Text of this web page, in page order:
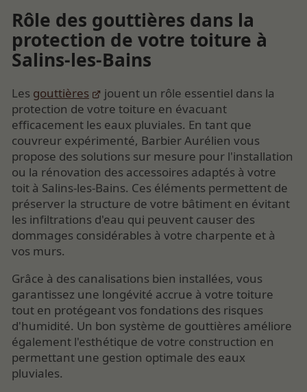
Rôle des gouttières dans la
protection de votre toiture à
Salins-les-Bains
Les gouttières
jouent un rôle essentiel dans la
protection de votre toiture en évacuant
efficacement les eaux pluviales. En tant que
couvreur expérimenté, Barbier Aurélien vous
propose des solutions sur mesure pour l'installation
ou la rénovation des accessoires adaptés à votre
toit à Salins-les-Bains. Ces éléments permettent de
préserver la structure de votre bâtiment en évitant
les infiltrations d'eau qui peuvent causer des
dommages considérables à votre charpente et à
vos murs.
Grâce à des canalisations bien installées, vous
garantissez une longévité accrue à votre toiture
tout en protégeant vos fondations des risques
d'humidité. Un bon système de gouttières améliore
également l'esthétique de votre construction en
permettant une gestion optimale des eaux
pluviales.